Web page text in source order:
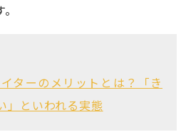
ターのメリットとは？「き
」といわれる実態